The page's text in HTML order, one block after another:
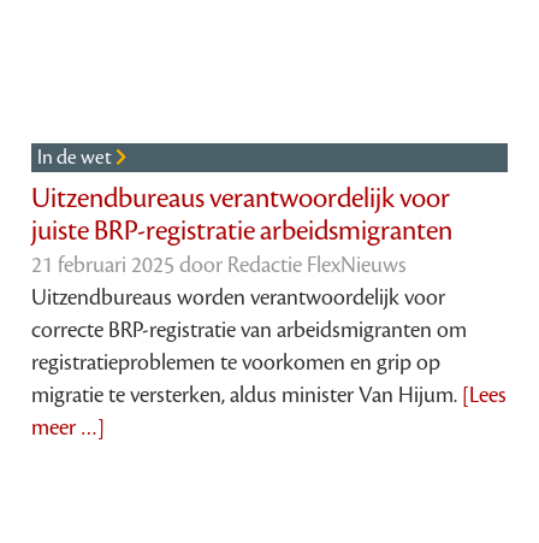
In de wet
Uitzendbureaus verantwoordelijk voor
juiste BRP-registratie arbeidsmigranten
21 februari 2025 door Redactie FlexNieuws
Uitzendbureaus worden verantwoordelijk voor
correcte BRP-registratie van arbeidsmigranten om
registratieproblemen te voorkomen en grip op
migratie te versterken, aldus minister Van Hijum. [Lees
meer …]